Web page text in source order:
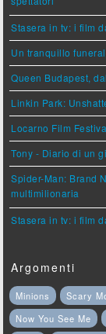
Stasera in tv: i film
Un tranquillo
Queen Budapest,
Linkin Park:
Locarno Film
Tony - Diario di un
Spider-Man: Brand
multimilionaria
Stasera in tv: i film
Argomenti
Minions Scary
Now You See Me